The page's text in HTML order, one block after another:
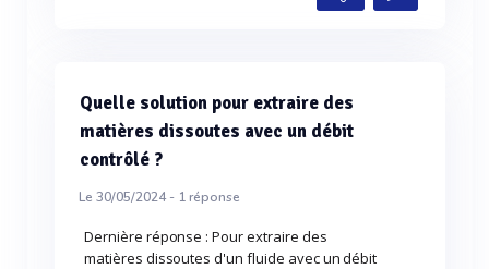
Quelle solution pour extraire des
matières dissoutes avec un débit
contrôlé ?
Le 30/05/2024 - 1réponse
Dernière réponse : Pour extraire des
matières dissoutes d'un fluide avec un débit